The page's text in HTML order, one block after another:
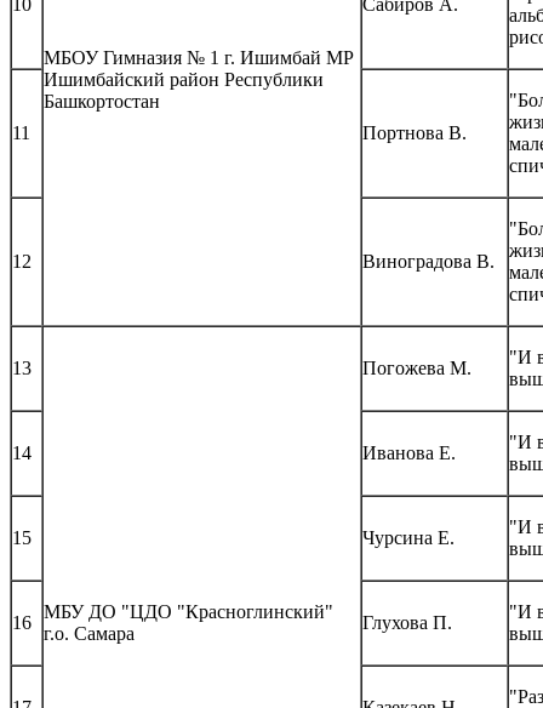
МБОУ Гимназия № 1 г. Ишимбай МР
Ишимбайский район Республики
Башкортостан
11 Портнова В.
12 Виноградова В.
13
МБУ ДО "ЦДО "Красноглинский"
г.о. Самара
Погожева М.
"И
14 Иванова Е.
"И
15 Чурсина Е.
"И
16 Глухова П.
"И